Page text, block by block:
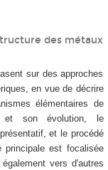
des métaux
sur des approches
en vue de décrire
élémentaires de
et son évolution, le
et le procédé
principale est focalisée
vers d'autres